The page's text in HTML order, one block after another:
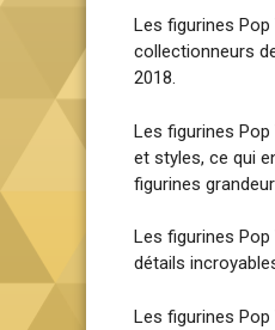
Les figurines
collectionneurs
2018.
Les figurines
et styles, ce qui
figurines
Les figurines
détails
Les figurines